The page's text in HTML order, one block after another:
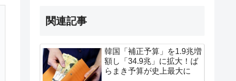
関連記事
韓国「補正予算」を1.9兆増
額し「34.9兆」に拡大！ば
らまき予算が史上最大に